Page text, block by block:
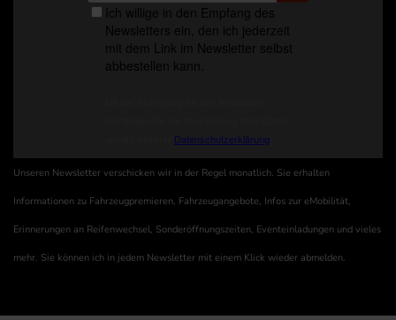
Unseren Newsletter verschicken wir in der Regel monatlich. Sie erhalten
Informationen zu Fahrzeugpremieren, Fahrzeugangebote, Infos zur eMobilität,
Erinnerungen an Reifenwechsel, Sonderöffnungszeiten, Eventeinladungen und vieles
mehr. Sie können ich in jedem Newsletter mit einem Klick wieder abmelden.